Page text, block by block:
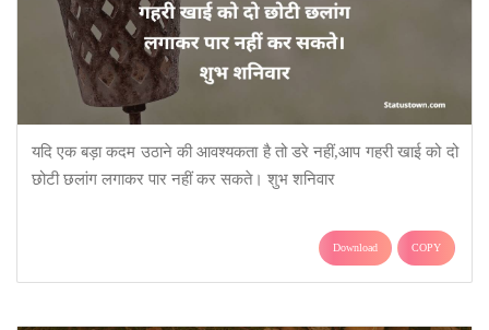
यदि एक बड़ा कदम उठाने की आवश्यकता है तो डरे नहीं,आप गहरी खाई को दो
छोटी छलांग लगाकर पार नहीं कर सकते। शुभ शनिवार
Download COPY